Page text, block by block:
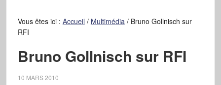
Vous êtes ici : Accueil / Multimédia /Bruno Gollnisch sur
RFI
Bruno Gollnisch sur RFI
10 MARS 2010